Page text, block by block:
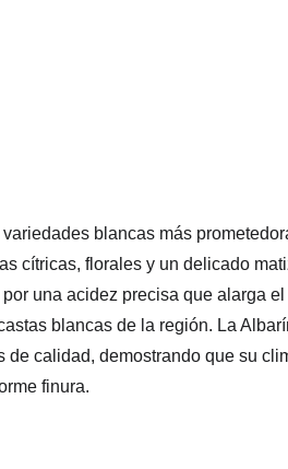
blancas más
cítricas, florales y un delicado
una acidez precisa que alarga
blancas de la región. La
calidad, demostrando que su
finura.